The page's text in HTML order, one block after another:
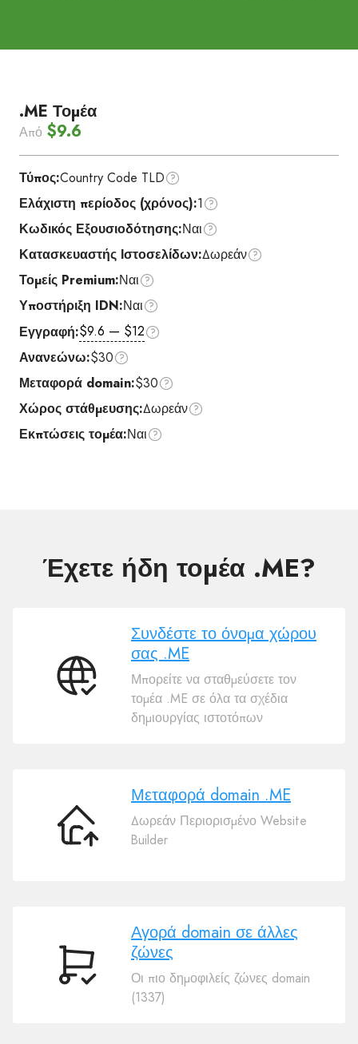
.ME Τομέα
Από $9.6
Τύπος:Country Code TLD
Ελάχιστη περίοδος (χρόνος):1
Κωδικός Εξουσιοδότησης:Ναι
Κατασκευαστής Ιστοσελίδων:Δωρεάν
Τομείς Premium:Ναι
Υποστήριξη IDN:Ναι
Εγγραφή:$9.6 — $12
Ανανεώνω:$30
Μεταφορά domain:$30
Χώρος στάθμευσης:Δωρεάν
Εκπτώσεις τομέα:Ναι
Έχετε ήδη τομέα .ME?
Συνδέστε
Συνδέστε το όνομα χώρου
σας .ME
Μπορείτε να σταθμεύσετε τον
τομέα .ME σε όλα τα σχέδια
δημιουργίας ιστοτόπων
Μεταφορά
domain
Μεταφορά domain .ME
Δωρεάν Περιορισμένο Website
Builder
Αγορά
Αγορά domain σε άλλες
ζώνες
Οι πιο δημοφιλείς ζώνες domain
(1337)